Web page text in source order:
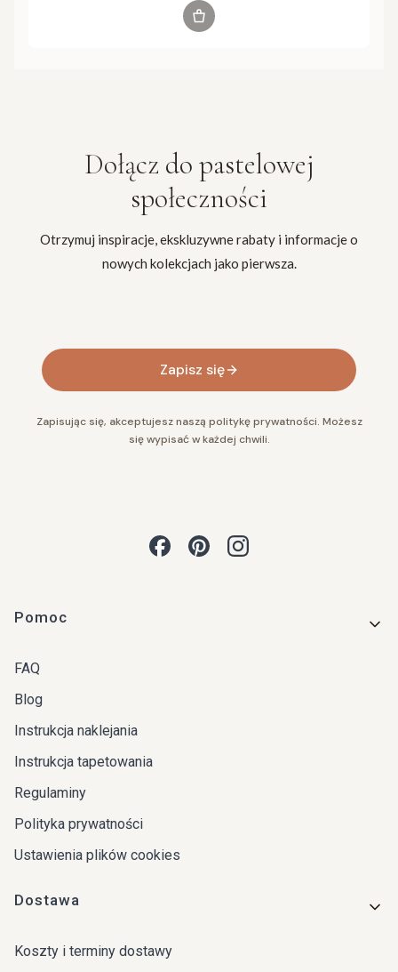
Zobacz produkt
Dołącz do pastelowej
społeczności
Otrzymuj inspiracje, ekskluzywne rabaty i informacje o
nowych kolekcjach jako pierwsza.
Zapisz się
Zapisując się, akceptujesz naszą politykę prywatności. Możesz
się wypisać w każdej chwili.
Linki w stopce
Pomoc
FAQ
Blog
Instrukcja naklejania
Instrukcja tapetowania
Regulaminy
Polityka prywatności
Ustawienia plików cookies
Dostawa
Koszty i terminy dostawy